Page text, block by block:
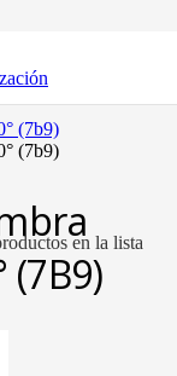
en la lista
(7b9)
(7b9)
(7B9)